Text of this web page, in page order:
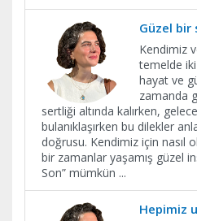
Güzel bir
Kendimiz
temelde
hayat ve
zamanda
sertliği altında kalırken,
bulanıklaşırken bu dilekler
doğrusu. Kendimiz için nasıl
bir zamanlar yaşamış güzel
Son” mümkün ...
Hepimiz